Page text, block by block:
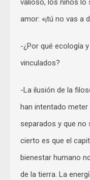
valioso, los niños lo
amor: «¡tú no vas a
-¿Por qué ecología
vinculados?
-La ilusión de la
han intentado
separados y que no
cierto es que el
bienestar humano
de la tierra. La